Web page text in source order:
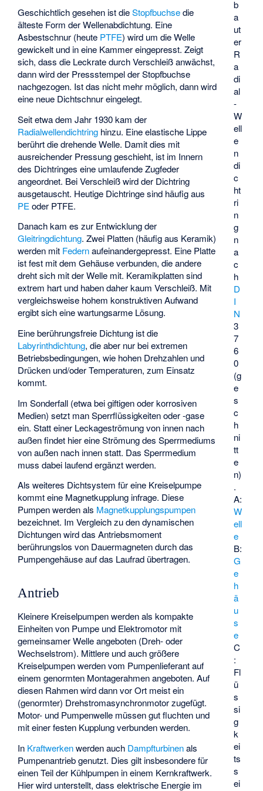
b
a
ut
er
R
a
di
al
-
W
ell
e
n
di
c
ht
ri
n
g
n
a
c
h
D
I
N
3
7
6
0
(g
e
s
c
h
ni
tt
e
n)
.
A:
W
ell
e
B:
G
e
h
ä
u
s
e
C
:
Fl
ü
s
si
g
k
ei
ts
s
ei
Geschichtlich gesehen ist dieStopfbuchsedie
älteste Form der Wellenabdichtung. Eine
Asbestschnur (heute PTFE) wird um die Welle
gewickelt und in eine Kammer eingepresst. Zeigt
sich, dass die Leckrate durch Verschleiß anwächst,
dann wird der Pressstempel der Stopfbuchse
nachgezogen. Ist das nicht mehr möglich, dann wird
eine neue Dichtschnur eingelegt.
Seit etwa dem Jahr 1930 kam der
Radialwellendichtring hinzu. Eine elastische Lippe
berührt die drehende Welle. Damit dies mit
ausreichender Pressung geschieht, ist im Innern
des Dichtringes eine umlaufende Zugfeder
angeordnet. Bei Verschleiß wird der Dichtring
ausgetauscht. Heutige Dichtringe sind häufig aus
PE oder PTFE.
Danach kam es zur Entwicklung der
Gleitringdichtung. Zwei Platten (häufig aus Keramik)
werden mit Federnaufeinandergepresst. Eine Platte
ist fest mit dem Gehäuse verbunden, die andere
dreht sich mit der Welle mit. Keramikplatten sind
extrem hart und haben daher kaum Verschleiß. Mit
vergleichsweise hohem konstruktiven Aufwand
ergibt sich eine wartungsarme Lösung.
Eine berührungsfreie Dichtung ist die
Labyrinthdichtung, die aber nur bei extremen
Betriebsbedingungen, wie hohen Drehzahlen und
Drücken und/oder Temperaturen, zum Einsatz
kommt.
Im Sonderfall (etwa bei giftigen oder korrosiven
Medien) setzt man Sperrflüssigkeiten oder -gase
ein. Statt einer Leckageströmung von innen nach
außen findet hier eine Strömung des Sperrmediums
von außen nach innen statt. Das Sperrmedium
muss dabei laufend ergänzt werden.
Als weiteres Dichtsystem für eine Kreiselpumpe
kommt eine Magnetkupplung infrage. Diese
Pumpen werden als Magnetkupplungspumpen
bezeichnet. Im Vergleich zu den dynamischen
Dichtungen wird das Antriebsmoment
berührungslos von Dauermagneten durch das
Pumpengehäuse auf das Laufrad übertragen.
Antrieb
Kleinere Kreiselpumpen werden als kompakte
Einheiten von Pumpe und Elektromotor mit
gemeinsamer Welle angeboten (Dreh- oder
Wechselstrom). Mittlere und auch größere
Kreiselpumpen werden vom Pumpenlieferant auf
einem genormten Montagerahmen angeboten. Auf
diesen Rahmen wird dann vor Ort meist ein
(genormter) Drehstromasynchronmotor zugefügt.
Motor- und Pumpenwelle müssen gut fluchten und
mit einer festen Kupplung verbunden werden.
In Kraftwerkenwerden auch Dampfturbinenals
Pumpenantrieb genutzt. Dies gilt insbesondere für
einen Teil der Kühlpumpen in einem Kernkraftwerk.
Hier wird unterstellt, dass elektrische Energie im